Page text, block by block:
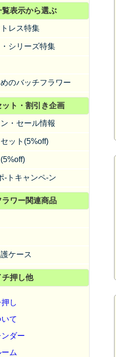
表示から選ぶ
レス特集
シリーズ特集
のバッチフラワー
ト・割引き企画
・セール情報
ット(5%off)
-トキャンペ-ン
ワー関連商品
ケース
押し他
し
て
ダー
ム